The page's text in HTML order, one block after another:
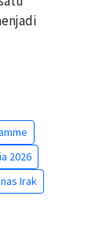
2026
Irak